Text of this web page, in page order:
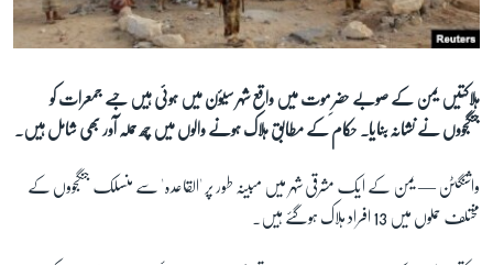
آرٹ
سائنس و ٹیکنالوجی
صحت
دلچسپ و عجیب
ویڈیوز
آڈیو
ہلاکتیں یمن کے صوبے حضرِ موت میں واقع شہر سیؤن میں ہوئی ہیں جسے جمعرات کو
جنگجووں نے نشانہ بنایا۔ حکام کے مطابق ہلاک ہونے والوں میں چھ حملہ آور بھی شامل ہیں۔
واشنگٹن —یمن کے ایک مشرقی شہر میں مبینہ طور پر 'القاعدہ' سے منسلک جنگجووں کے
مختلف حملوں میں 13 افراد ہلاک ہوگئے ہیں۔